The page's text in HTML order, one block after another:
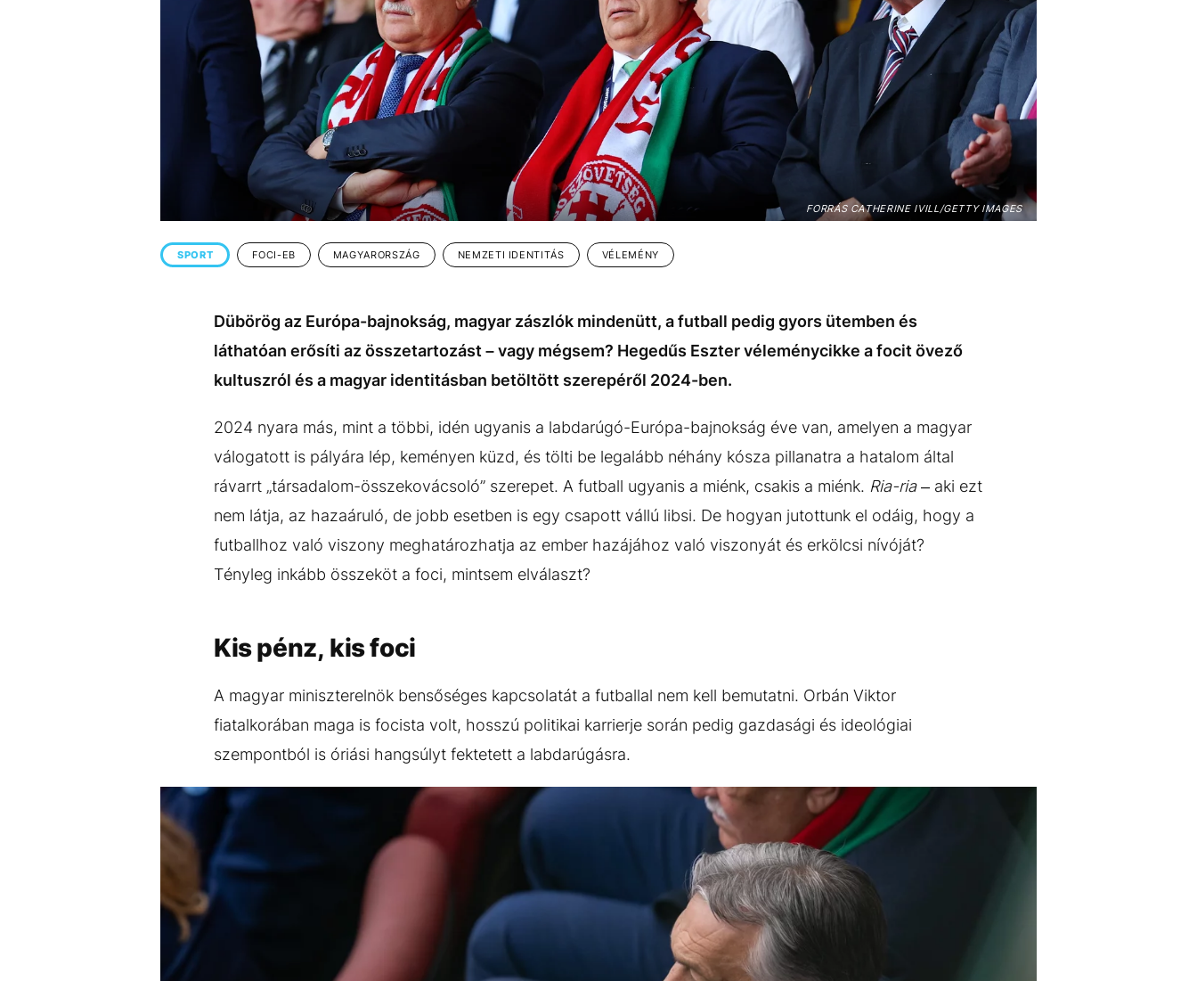
Kvíz
REFRESHER
MédiaajánlatImpresszum
FORRÁS CATHERINE IVILL/GETTY IMAGES
SPORT FOCI-EB MAGYARORSZÁG NEMZETI IDENTITÁS VÉLEMÉNY
Dübörög az Európa-bajnokság, magyar zászlók mindenütt, a futball pedig gyors ütemben és
láthatóan erősíti az összetartozást – vagy mégsem? Hegedűs Eszter véleménycikke a focit övező
kultuszról és a magyar identitásban betöltött szerepéről 2024-ben.
2024 nyara más, mint a többi, idén ugyanis a labdarúgó-Európa-bajnokság éve van, amelyen a magyar
válogatott is pályára lép, keményen küzd, és tölti be legalább néhány kósza pillanatra a hatalom által
rávarrt „társadalom-összekovácsoló” szerepet. A futball ugyanis a miénk, csakis a miénk. Ria-ria– aki ezt
nem látja, az hazaáruló, de jobb esetben is egy csapott vállú libsi. De hogyan jutottunk el odáig, hogy a
futballhoz való viszony meghatározhatja az ember hazájához való viszonyát és erkölcsi nívóját?
Tényleg inkább összeköt a foci, mintsem elválaszt?
Kis pénz, kis foci
A magyar miniszterelnök bensőséges kapcsolatát a futballal nem kell bemutatni. Orbán Viktor
fiatalkorában maga is focista volt, hosszú politikai karrierje során pedig gazdasági és ideológiai
szempontból is óriási hangsúlyt fektetett a labdarúgásra.